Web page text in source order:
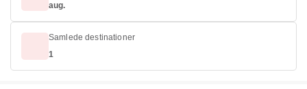
aug.
Samlede destinationer
1